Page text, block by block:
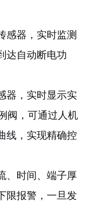
感器，实时监测
达自动断电功
器，实时显示实
阀，可通过人机
线，实现精确控
、时间、端子厚
限报警，一旦发